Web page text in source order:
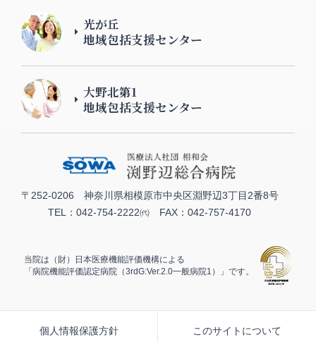
光が丘
地域包括支援センター
大野北第1
地域包括支援センター
〒252-0206 神奈川県相模原市中央区淵野辺3丁目2番8号
TEL：042-754-2222㈹ FAX：042-757-4170
当院は（財）日本医療機能評価機構による
「病院機能評価認定病院（3rdG:Ver.2.0一般病院1）」です。
個人情報保護方針 このサイトについて